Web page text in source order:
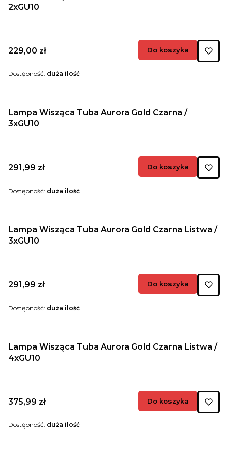
2xGU10
Cena
229,00 zł Do koszyka
Dostępność: duża ilość
Lampa Wisząca Tuba Aurora Gold Czarna /
3xGU10
Cena
291,99 zł Do koszyka
Dostępność: duża ilość
Lampa Wisząca Tuba Aurora Gold Czarna Listwa /
3xGU10
Cena
291,99 zł Do koszyka
Dostępność: duża ilość
Lampa Wisząca Tuba Aurora Gold Czarna Listwa /
4xGU10
Cena
375,99 zł Do koszyka
Dostępność: duża ilość